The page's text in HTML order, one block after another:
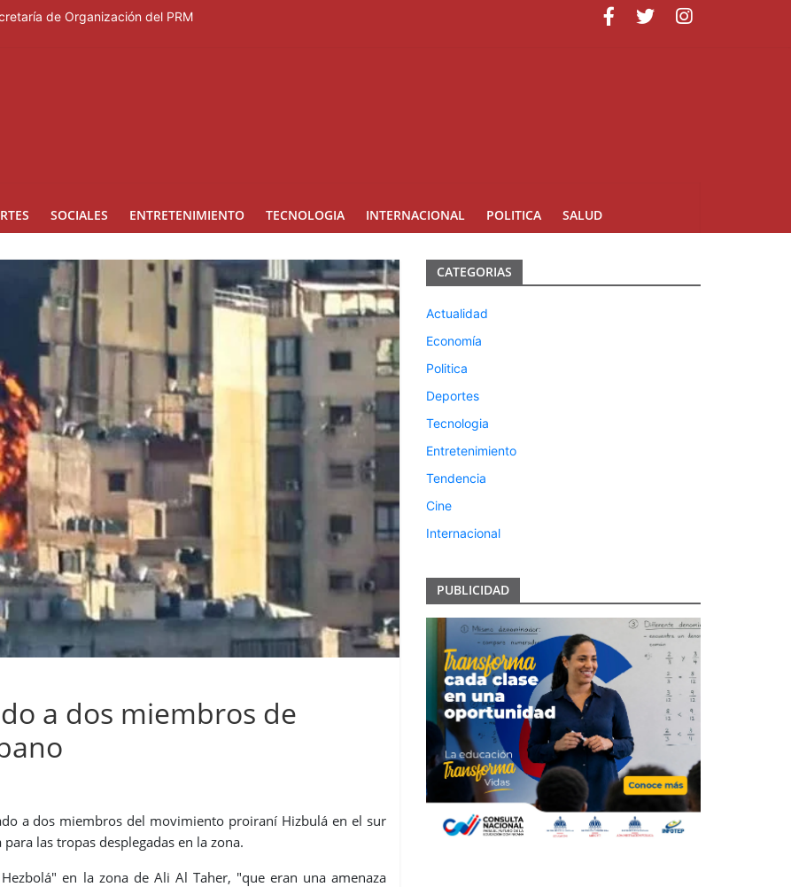
de Organización del PRM
SOCIALES ENTRETENIMIENTO TECNOLOGIA INTERNACIONAL POLITICA SALUD
a dos miembros de
a dos miembros del movimiento proiraní Hizbulá en el sur
las tropas desplegadas en la zona.
en la zona de Ali Al Taher, "que eran una amenaza
CATEGORIAS
Actualidad
Economía
Politica
Deportes
Tecnologia
Entretenimiento
Tendencia
Cine
Internacional
PUBLICIDAD